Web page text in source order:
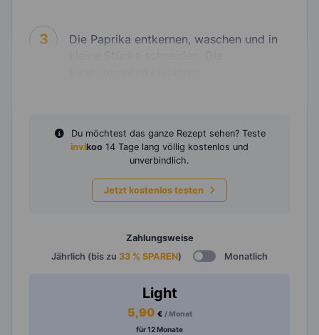
3
Die Paprika entkernen, waschen und in
Du möchtest das ganze Rezept sehen? Teste
invikoo 14 Tage lang völlig kostenlos und
unverbindlich.
Jetzt kostenlos testen
Zahlungsweise
Jährlich (bis zu 33 % SPAREN) Monatlich
Light
5,90 € / Monat
für 12 Monate